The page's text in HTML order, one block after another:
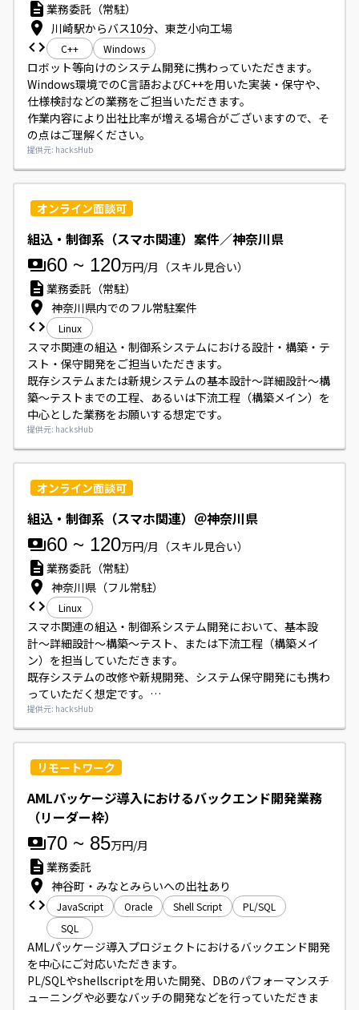
業務委託（常駐）
川崎駅からバス10分、東芝小向工場
C++ Windows
ロボット等向けのシステム開発に携わっていただきます。
Windows環境でのC言語およびC++を用いた実装・保守や、
仕様検討などの業務をご担当いただきます。
作業内容により出社比率が増える場合がございますので、そ
の点はご理解ください。
提供元: hacksHub
オンライン面談可
組込・制御系（スマホ関連）案件／神奈川県
60 ~ 120万円/月 （スキル見合い）
業務委託（常駐）
神奈川県内でのフル常駐案件
Linux
スマホ関連の組込・制御系システムにおける設計・構築・テ
スト・保守開発をご担当いただきます。
既存システムまたは新規システムの基本設計～詳細設計～構
築～テストまでの工程、あるいは下流工程（構築メイン）を
中心とした業務をお願いする想定です。
提供元: hacksHub
オンライン面談可
組込・制御系（スマホ関連）＠神奈川県
60 ~ 120万円/月 （スキル見合い）
業務委託（常駐）
神奈川県（フル常駐）
Linux
スマホ関連の組込・制御系システム開発において、基本設
計〜詳細設計〜構築〜テスト、または下流工程（構築メイ
ン）を担当していただきます。
既存システムの改修や新規開発、システム保守開発にも携わ
っていただく想定です。
SE・PGとして複数名募集されています。
提供元: hacksHub
リモートワーク
AMLパッケージ導入におけるバックエンド開発業務
（リーダー枠）
70 ~ 85万円/月
業務委託
神谷町・みなとみらいへの出社あり
JavaScript Oracle Shell Script
PL/SQL
SQL
AMLパッケージ導入プロジェクトにおけるバックエンド開発
を中心にご対応いただきます。
PL/SQLやshellscriptを用いた開発、DBのパフォーマンスチ
ューニングや必要なバッチの開発などを行っていただきま